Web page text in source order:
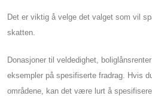
Det er viktig å velge det valget som vil
skatten.
Donasjoner til veldedighet,
eksempler på spesifiserte fradrag. Hvis
områdene, kan det være lurt å